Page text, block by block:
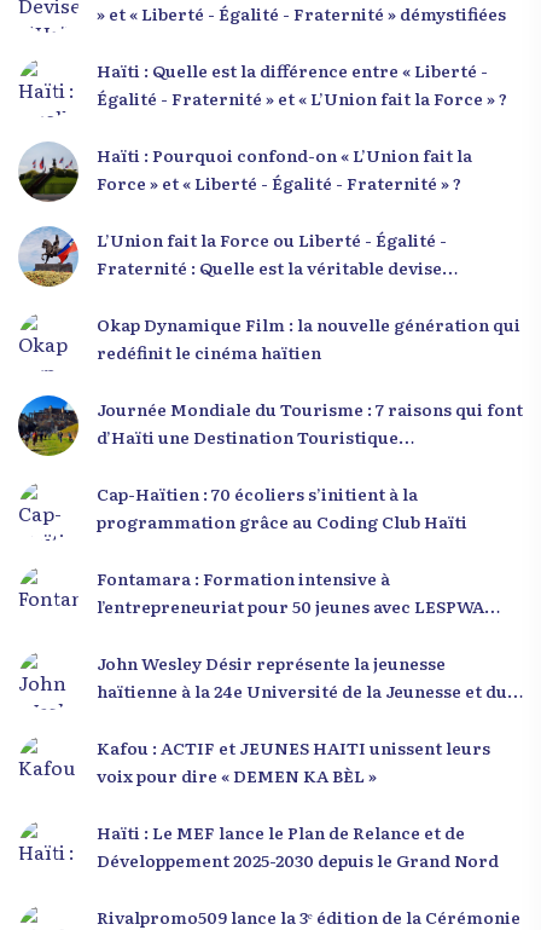
» et « Liberté - Égalité - Fraternité » démystifiées
Haïti : Quelle est la différence entre « Liberté -
Égalité - Fraternité » et « L’Union fait la Force » ?
Haïti : Pourquoi confond-on « L’Union fait la
Force » et « Liberté - Égalité - Fraternité » ?
L’Union fait la Force ou Liberté - Égalité -
Fraternité : Quelle est la véritable devise
Okap Dynamique Film : la nouvelle génération qui
redéfinit le cinéma haïtien
Journée Mondiale du Tourisme : 7 raisons qui font
d’Haïti une Destination Touristique
Cap-Haïtien : 70 écoliers s’initient à la
programmation grâce au Coding Club Haïti
Fontamara : Formation intensive à
l’entrepreneuriat pour 50 jeunes avec LESPWA
John Wesley Désir représente la jeunesse
haïtienne à la 24e Université de la Jeunesse et du
Kafou : ACTIF et JEUNES HAITI unissent leurs
voix pour dire « DEMEN KA BÈL »
Haïti : Le MEF lance le Plan de Relance et de
Développement 2025-2030 depuis le Grand Nord
Rivalpromo509 lance la 3ᵉ édition de la Cérémonie